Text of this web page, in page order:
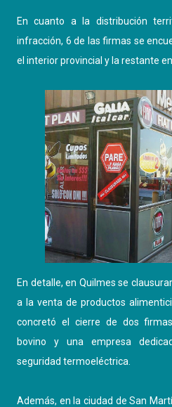
En cuanto a la distribución
infracción, 6 de las firmas se
el interior provincial y la restante
En detalle, en Quilmes se
a la venta de productos
concretó el cierre de dos
bovino y una empresa
seguridad termoeléctrica.
Además, en la ciudad de San